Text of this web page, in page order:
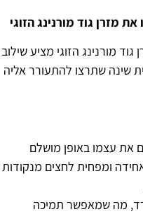
מזרן גוד מורנינג הזוגי
מורנינג הזוגי מציע שילוב
שינה שתרצו להתעורר אליה
את עצמו באופן מושלם
ומפחית לחצים מנקודות
מה שמאפשר תמיכה